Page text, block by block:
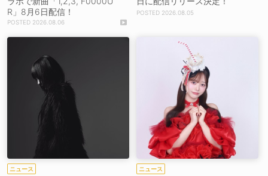
R」8月6日配信！
2026.08.06
2026.08.05
ニュース ニュース